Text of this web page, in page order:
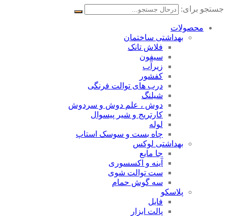
جستجو برای:
محصولات
بهداشتی ساختمان
فلاش تانک
سیفون
زیرآب
کفشور
درب های توالت فرنگی
شیلنگ
دوش ، علم دوش و سردوش
کارتریج و شیر پیسوال
لوله
چاه بست و سوسک استاپ
بهداشتی لوکس
جا مایع
آینه و اکسسوری
ست توالت شوی
سه گوش حمام
پلاسکو
فایل
پالت ابزار